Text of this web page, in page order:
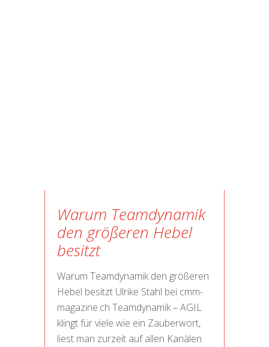
Warum Teamdynamik
den größeren Hebel
besitzt
Warum Teamdynamik den größeren
Hebel besitzt Ulrike Stahl bei cmm-
magazine.ch Teamdynamik – AGIL
klingt für viele wie ein Zauberwort,
liest man zurzeit auf allen Kanälen